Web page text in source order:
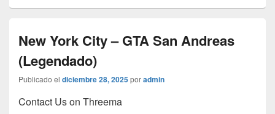
New York City – GTA San Andreas
(Legendado)
Publicado el diciembre 28, 2025poradmin
Contact Us on Threema